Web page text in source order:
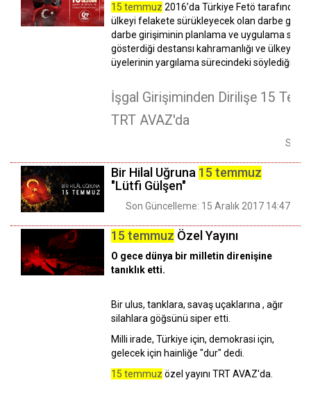
15 temmuz 2016’da Türkiye Fetö tarafından
ülkeyi felakete sürükleyecek olan darbe
darbe girişiminin planlama ve uygulama
gösterdiği destansı kahramanlığı ve ülkeyi
üyelerinin yargılama sürecindeki söylediği
İşgal Girişiminden Dirilişe 15
TRT AVAZ'da
Son
Bir Hilal Uğruna 15 temmuz
"Lütfi Gülşen"
Son Güncelleme: 15 Aralık 2017 14:47
15 temmuz Özel Yayını
O gece dünya bir milletin direnişine
tanıklık etti.
Bir ulus, tanklara, savaş uçaklarına , ağır
silahlara göğsünü siper etti.
Milli irade, Türkiye için, demokrasi için,
gelecek için hainliğe "dur" dedi.
15 temmuz özel yayını TRT AVAZ'da.